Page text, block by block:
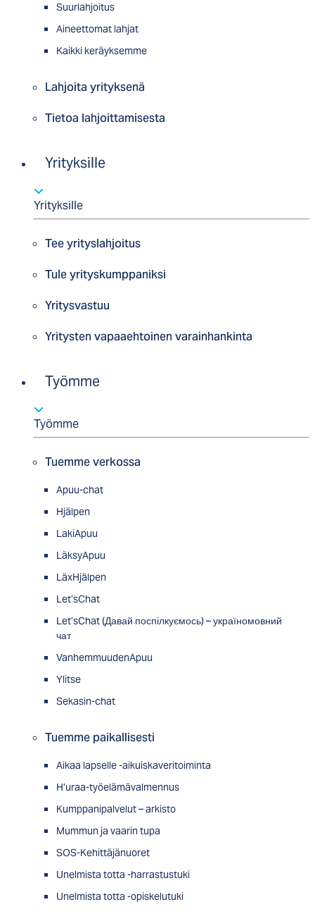
Suurlahjoitus
Aineettomat lahjat
Kaikki keräyksemme
Lahjoita yrityksenä
Tietoa lahjoittamisesta
Yrityksille
Yrityksille
Tee yrityslahjoitus
Tule yrityskumppaniksi
Yritysvastuu
Yritysten vapaaehtoinen varainhankinta
Työmme
Työmme
Tuemme verkossa
Apuu-chat
Hjälpen
LakiApuu
LäksyApuu
LäxHjälpen
Let’sChat
Let’sChat (Давай поспілкуємось) – україномовний
чат
VanhemmuudenApuu
Ylitse
Sekasin-chat
Tuemme paikallisesti
Aikaa lapselle -aikuiskaveritoiminta
H’uraa-työelämävalmennus
Kumppanipalvelut – arkisto
Mummun ja vaarin tupa
SOS-Kehittäjänuoret
Unelmista totta -harrastustuki
Unelmista totta -opiskelutuki